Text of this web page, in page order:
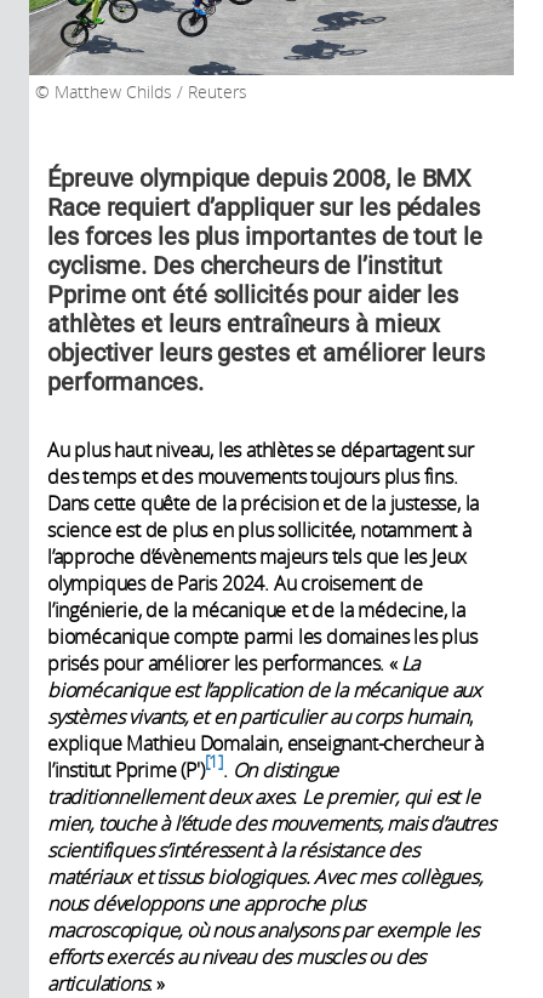
Matthew Childs / Reuters
Épreuve olympique depuis 2008, le BMX
Race requiert d’appliquer sur les pédales
les forces les plus importantes de tout le
cyclisme. Des chercheurs de l’institut
Pprime ont été sollicités pour aider les
athlètes et leurs entraîneurs à mieux
objectiver leurs gestes et améliorer leurs
performances.
Au plus haut niveau, les athlètes se départagent sur
des temps et des mouvements toujours plus fins.
Dans cette quête de la précision et de la justesse, la
science est de plus en plus sollicitée, notamment à
l’approche d’évènements majeurs tels que les Jeux
olympiques de Paris 2024. Au croisement de
l’ingénierie, de la mécanique et de la médecine, la
biomécanique compte parmi les domaines les plus
prisés pour améliorer les performances. «La
biomécanique est l’application de la mécanique aux
systèmes vivants, et en particulier au corps humain,
explique Mathieu Domalain, enseignant-chercheur à
l’institut Pprime (P') 1 . On distingue
traditionnellement deux axes. Le premier, qui est le
mien, touche à l’étude des mouvements, mais d’autres
scientifiques s’intéressent à la résistance des
matériaux et tissus biologiques. Avec mes collègues,
nous développons une approche plus
macroscopique, où nous analysons par exemple les
efforts exercés au niveau des muscles ou des
articulations. »